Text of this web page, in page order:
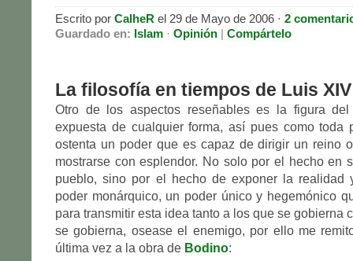
Escrito por CalheR el 29 de Mayo de 2006 · 2
Guardado en: Islam · Opinión | Compártelo
La filosofía en tiempos de Luis
Otro de los aspectos reseñables es la figura
expuesta de cualquier forma, así pues como toda
ostenta un poder que es capaz de dirigir un reino
mostrarse con esplendor. No solo por el hecho en
pueblo, sino por el hecho de exponer la realidad
poder monárquico, un poder único y hegemónico
para transmitir esta idea tanto a los que se gobierna
se gobierna, osease el enemigo, por ello me
última vez a la obra de Bodino: